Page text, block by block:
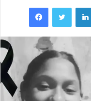
Facebook